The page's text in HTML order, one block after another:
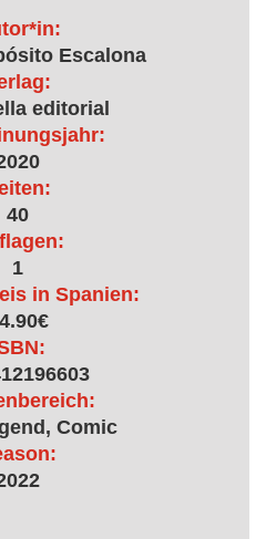
Escalona
editorial
40
1
in Spanien:
Comic